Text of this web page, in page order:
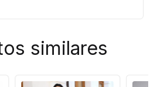
similares